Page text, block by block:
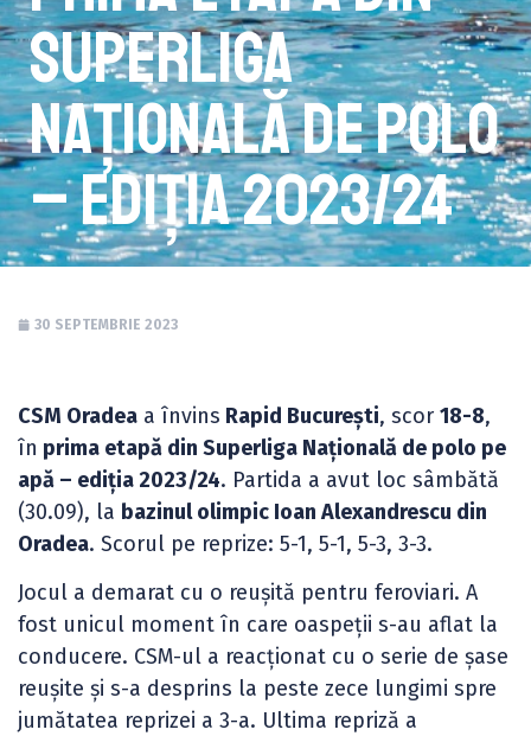
Superliga
Națională de polo
– ediția 2023/24
30 SEPTEMBRIE 2023
CSM Oradea a învins Rapid București, scor 18-8,
în prima etapă din Superliga Națională de polo pe
apă – ediția 2023/24. Partida a avut loc sâmbătă
(30.09), la bazinul olimpic Ioan Alexandrescu din
Oradea. Scorul pe reprize: 5-1, 5-1, 5-3, 3-3.
Jocul a demarat cu o reușită pentru feroviari. A
fost unicul moment în care oaspeții s-au aflat la
conducere. CSM-ul a reacționat cu o serie de șase
reușite și s-a desprins la peste zece lungimi spre
jumătatea reprizei a 3-a. Ultima repriză a